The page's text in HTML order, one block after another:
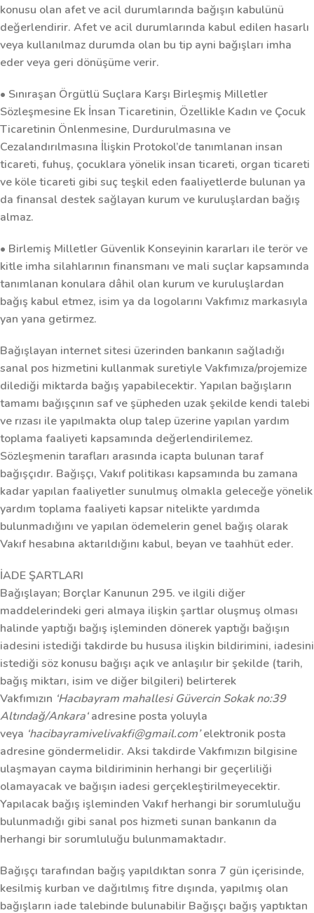
konusu olan afet ve acil durumlarında bağışın kabulünü
değerlendirir. Afet ve acil durumlarında kabul edilen hasarlı
veya kullanılmaz durumda olan bu tip ayni bağışları imha
eder veya geri dönüşüme verir.
• Sınıraşan Örgütlü Suçlara Karşı Birleşmiş Milletler
Sözleşmesine Ek İnsan Ticaretinin, Özellikle Kadın ve Çocuk
Ticaretinin Önlenmesine, Durdurulmasına ve
Cezalandırılmasına İlişkin Protokol’de tanımlanan insan
ticareti, fuhuş, çocuklara yönelik insan ticareti, organ ticareti
ve köle ticareti gibi suç teşkil eden faaliyetlerde bulunan ya
da finansal destek sağlayan kurum ve kuruluşlardan bağış
almaz.
• Birlemiş Milletler Güvenlik Konseyinin kararları ile terör ve
kitle imha silahlarının finansmanı ve mali suçlar kapsamında
tanımlanan konulara dâhil olan kurum ve kuruluşlardan
bağış kabul etmez, isim ya da logolarını Vakfımız markasıyla
yan yana getirmez.
Bağışlayan internet sitesi üzerinden bankanın sağladığı
sanal pos hizmetini kullanmak suretiyle Vakfımıza/projemize
dilediği miktarda bağış yapabilecektir. Yapılan bağışların
tamamı bağışçının saf ve şüpheden uzak şekilde kendi talebi
ve rızası ile yapılmakta olup talep üzerine yapılan yardım
toplama faaliyeti kapsamında değerlendirilemez.
Sözleşmenin tarafları arasında icapta bulunan taraf
bağışçıdır. Bağışçı, Vakıf politikası kapsamında bu zamana
kadar yapılan faaliyetler sunulmuş olmakla geleceğe yönelik
yardım toplama faaliyeti kapsar nitelikte yardımda
bulunmadığını ve yapılan ödemelerin genel bağış olarak
Vakıf hesabına aktarıldığını kabul, beyan ve taahhüt eder.
İADE ŞARTLARI
Bağışlayan; Borçlar Kanunun 295. ve ilgili diğer
maddelerindeki geri almaya ilişkin şartlar oluşmuş olması
halinde yaptığı bağış işleminden dönerek yaptığı bağışın
iadesini istediği takdirde bu hususa ilişkin bildirimini, iadesini
istediği söz konusu bağışı açık ve anlaşılır bir şekilde (tarih,
bağış miktarı, isim ve diğer bilgileri) belirterek
Vakfımızın ‘Hacıbayram mahallesi Güvercin Sokak no:39
Altındağ/Ankara‘adresine posta yoluyla
veya ‘hacibayramivelivakfi@gmail.com’elektronik posta
adresine göndermelidir. Aksi takdirde Vakfımızın bilgisine
ulaşmayan cayma bildiriminin herhangi bir geçerliliği
olamayacak ve bağışın iadesi gerçekleştirilmeyecektir.
Yapılacak bağış işleminden Vakıf herhangi bir sorumluluğu
bulunmadığı gibi sanal pos hizmeti sunan bankanın da
herhangi bir sorumluluğu bulunmamaktadır.
Bağışçı tarafından bağış yapıldıktan sonra 7 gün içerisinde,
kesilmiş kurban ve dağıtılmış fitre dışında, yapılmış olan
bağışların iade talebinde bulunabilir Bağışçı bağış yaptıktan